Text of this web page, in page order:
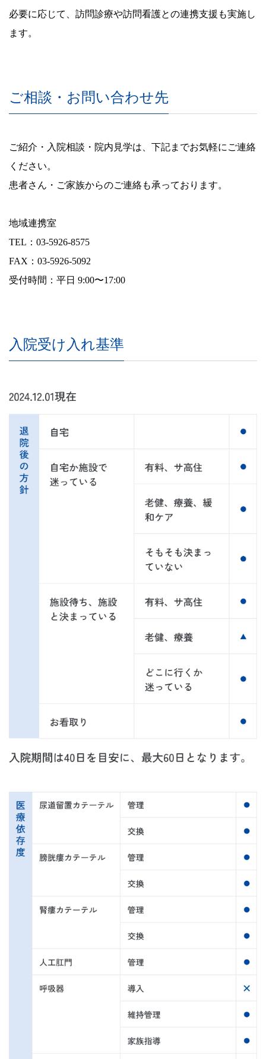
必要に応じて、訪問診療や訪問看護との連携支援も実施し
ます。
ご相談・お問い合わせ先
ご紹介・入院相談・院内見学は、下記までお気軽にご連絡
ください。
患者さん・ご家族からのご連絡も承っております。
地域連携室
TEL：03-5926-8575
FAX：03-5926-5092
受付時間：平日 9:00〜17:00
入院受け入れ基準